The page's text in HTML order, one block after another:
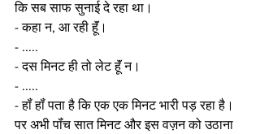
कि सब साफ सुनाई दे रहा था।
- कहा न, आ रही हूॅं।
- .....
- दस मिनट ही तो लेट हूॅं न।
- .....
- हॉं हॉं पता है कि एक एक मिनट भारी पड़ रहा है।
पर अभी पॉंच सात मिनट और इस वज़न को उठाना